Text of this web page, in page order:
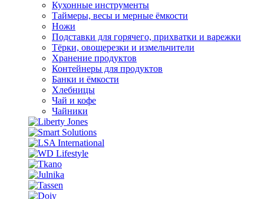
Кухонные инструменты
Таймеры, весы и мерные ёмкости
Ножи
Подставки для горячего, прихватки и варежки
Тёрки, овощерезки и измельчители
Хранение продуктов
Контейнеры для продуктов
Банки и ёмкости
Хлебницы
Чай и кофе
Чайники